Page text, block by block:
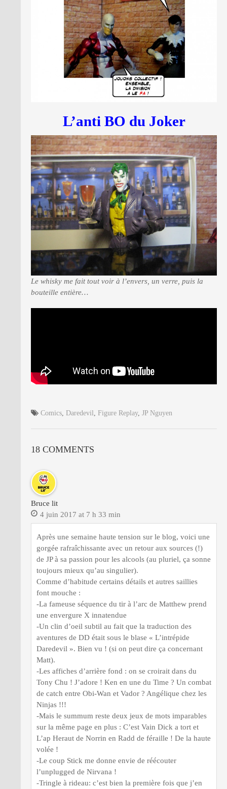
L’anti BO du Joker
Le whisky me fait tout voir à l’envers, un verre, puis la
bouteille entière…
Comics Daredevil Figure Replay, JP Nguyen
18 COMMENTS
Bruce lit
4 juin 2017 at 7 h 33 min
Après une semaine haute tension sur le blog, voici une
gorgée rafraîchissante avec un retour aux sources (!)
de JP à sa passion pour les alcools (au pluriel, ça sonne
toujours mieux qu’au singulier).
Comme d’habitude certains détails et autres saillies
font mouche :
-La fameuse séquence du tir à l’arc de Matthew prend
une envergure X innatendue
-Un clin d’oeil subtil au fait que la traduction des
aventures de DD était sous le blase « L’intrépide
Daredevil ». Bien vu ! (si on peut dire ça concernant
Matt).
-Les affiches d’arrière fond : on se croirait dans du
Tony Chu ! J’adore ! Ken en une du Time ? Un combat
de catch entre Obi-Wan et Vador ? Angélique chez les
Ninjas !!!
-Mais le summum reste deux jeux de mots imparables
sur la même page en plus : C’est Vain Dick a tort et
L’ap Heraut de Norrin en Radd de féraille ! De la haute
volée !
-Le coup Stick me donne envie de réécouter
l’unplugged de Nirvana !
-Tringle à rideau: c’est bien la première fois que j’en